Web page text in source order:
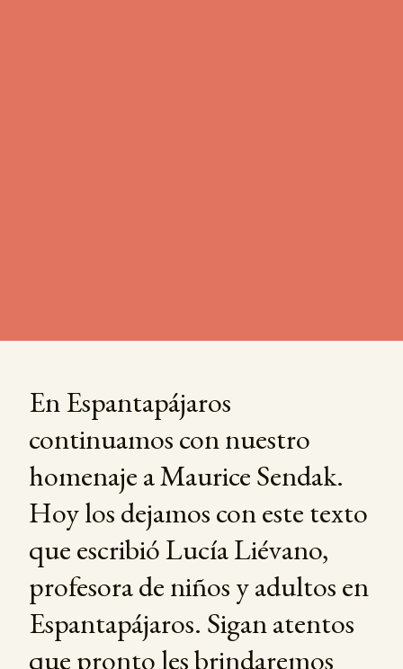
En Espantapájaros
continuamos con nuestro
homenaje a Maurice Sendak.
Hoy los dejamos con este texto
que escribió Lucía Liévano,
profesora de niños y adultos en
Espantapájaros. Sigan atentos
que pronto les brindaremos